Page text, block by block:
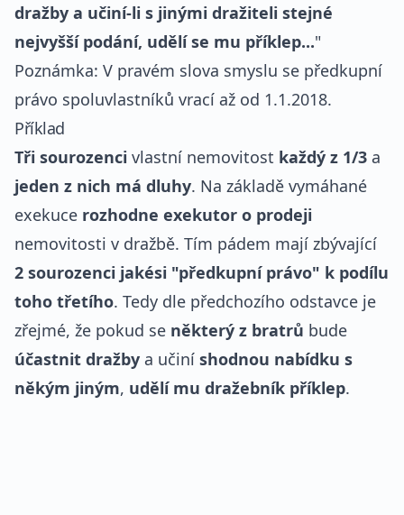
dražby a učiní-li s jinými dražiteli stejné
nejvyšší podání, udělí se mu příklep..."
Poznámka: V pravém slova smyslu se předkupní
právo spoluvlastníků vrací až od 1.1.2018.
Příklad
Tři sourozenci vlastní nemovitost každý z 1/3 a
jeden z nich má dluhy. Na základě vymáhané
exekuce rozhodne exekutor o prodeji
nemovitosti v dražbě. Tím pádem mají zbývající
2 sourozenci jakési "předkupní právo" k podílu
toho třetího. Tedy dle předchozího odstavce je
zřejmé, že pokud se některý z bratrů bude
účastnit dražby a učiní shodnou nabídku s
někým jiným, udělí mu dražebník příklep.